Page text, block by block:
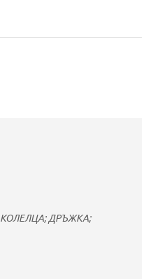
КОЛЕЛЦА; ДРЪЖКА;